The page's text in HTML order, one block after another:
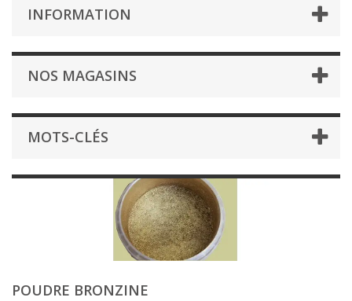
INFORMATION
NOS MAGASINS
MOTS-CLÉS
POUDRE BRONZINE